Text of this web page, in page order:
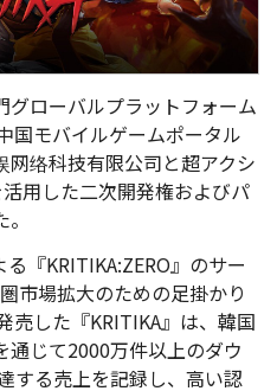
グローバルプラットフォーム
国モバイルゲームポータル
网络科技有限公司と超アクシ
用した二次開発権およびパ
『KRITIKA:ZERO』のサー
市場拡大のための足掛かり
売した『KRITIKA』は、韓国
通じて2000万件以上のダウ
する売上を記録し、高い認